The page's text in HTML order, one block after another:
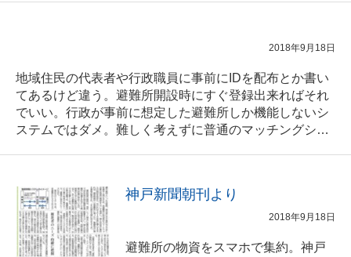
2018年9月18日
地域住民の代表者や行政職員に事前にIDを配布とか書い
てあるけど違う。避難所開設時にすぐ登録出来ればそれ
でいい。行政が事前に想定した避難所しか機能しないシ
ステムではダメ。難しく考えずに普通のマッチングシ…
神戸新聞朝刊より
2018年9月18日
避難所の物資をスマホで集約。神戸